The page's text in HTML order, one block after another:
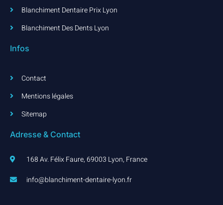
Blanchiment Dentaire Prix Lyon
Blanchiment Des Dents Lyon
Infos
Contact
Mentions légales
Sitemap
Adresse & Contact
168 Av. Félix Faure, 69003 Lyon, France
info@blanchiment-dentaire-lyon.fr